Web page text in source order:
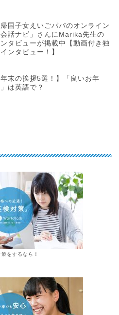
帰国子女えいごパパのオンライン
話ナビ」さんにMarika先生の
タビューが掲載中【動画付き独
ンタビュー！】
年末の挨拶5選！】「良いお年
は英語で？
をするなら！